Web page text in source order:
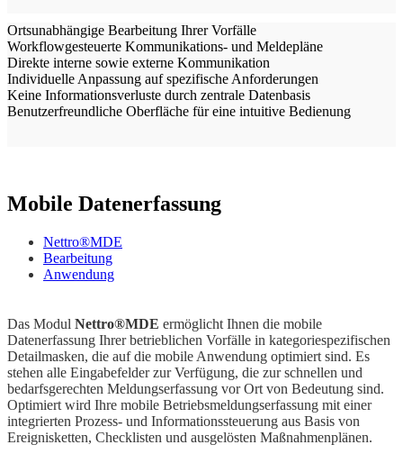
Ortsunabhängige Bearbeitung Ihrer Vorfälle
Workflowgesteuerte Kommunikations- und Meldepläne
Direkte interne sowie externe Kommunikation
Individuelle Anpassung auf spezifische Anforderungen
Keine Informationsverluste durch zentrale Datenbasis
Benutzerfreundliche Oberfläche für eine intuitive Bedienung
Mobile Datenerfassung
Nettro®MDE
Bearbeitung
Anwendung
Das Modul Nettro®MDE ermöglicht Ihnen die mobile
Datenerfassung Ihrer betrieblichen Vorfälle in kategoriespezifischen
Detailmasken, die auf die mobile Anwendung optimiert sind. Es
stehen alle Eingabefelder zur Verfügung, die zur schnellen und
bedarfsgerechten Meldungserfassung vor Ort von Bedeutung sind.
Optimiert wird Ihre mobile Betriebsmeldungserfassung mit einer
integrierten Prozess- und Informationssteuerung aus Basis von
Ereignisketten, Checklisten und ausgelösten Maßnahmenplänen.